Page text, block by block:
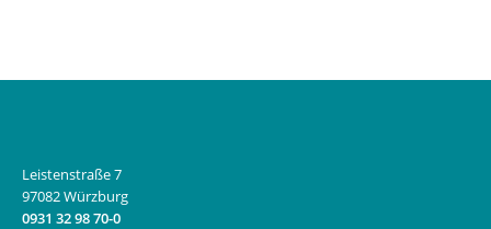
Leistenstraße 7
97082 Würzburg
0931 32 98 70-0